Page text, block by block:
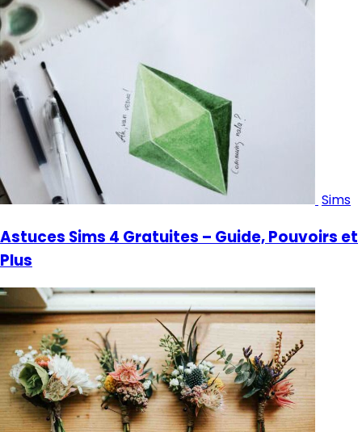
Sims
Astuces Sims 4 Gratuites – Guide, Pouvoirs et
Plus